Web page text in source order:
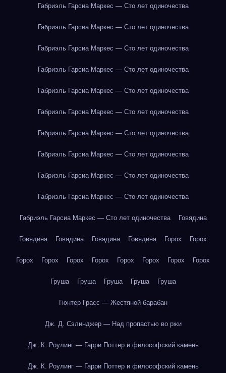
Габриэль Гарсиа Маркес — Сто лет одиночества
Габриэль Гарсиа Маркес — Сто лет одиночества
Габриэль Гарсиа Маркес — Сто лет одиночества
Габриэль Гарсиа Маркес — Сто лет одиночества
Габриэль Гарсиа Маркес — Сто лет одиночества
Габриэль Гарсиа Маркес — Сто лет одиночества
Габриэль Гарсиа Маркес — Сто лет одиночества
Габриэль Гарсиа Маркес — Сто лет одиночества
Габриэль Гарсиа Маркес — Сто лет одиночества
Габриэль Гарсиа Маркес — Сто лет одиночества
Габриэль Гарсиа Маркес — Сто лет одиночества Говядина
Говядина Говядина Говядина Говядина Горох Горох
Горох Горох Горох Горох Горох Горох Горох Горох
Груша Груша Груша Груша Груша
Гюнтер Грасс — Жестяной барабан
Дж. Д. Сэлинджер — Над пропастью во ржи
Дж. К. Роулинг — Гарри Поттер и философский камень
Дж. К. Роулинг — Гарри Поттер и философский камень